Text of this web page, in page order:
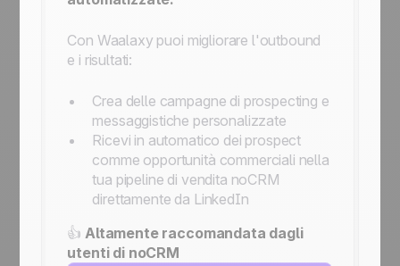
Con Waalaxy puoi migliorare l'outbound
e i risultati:
Crea delle campagne di prospecting e
messaggistiche personalizzate
Ricevi in automatico dei prospect
comme opportunità commerciali nella
tua pipeline di vendita noCRM
direttamente da LinkedIn
👍Altamente raccomandata dagli
utenti di noCRM